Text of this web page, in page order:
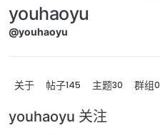
youhaoyu
@youhaoyu
关于 帖子145 主题30 群组0
youhaoyu 关注